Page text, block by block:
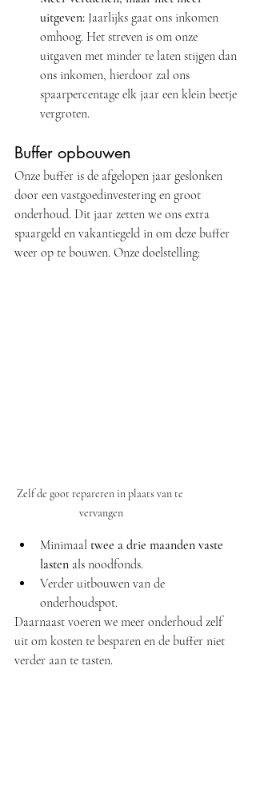
uitgeven: Jaarlijks gaat ons inkomen
omhoog. Het streven is om onze
uitgaven met minder te laten stijgen dan
ons inkomen, hierdoor zal ons
spaarpercentage elk jaar een klein beetje
vergroten.
Buffer opbouwen
Onze buffer is de afgelopen jaar geslonken
door een vastgoedinvestering en groot
onderhoud. Dit jaar zetten we ons extra
spaargeld en vakantiegeld in om deze buffer
weer op te bouwen. Onze doelstelling:
Zelf de goot repareren in plaats van te
vervangen
Minimaal twee a drie maanden vaste
lasten als noodfonds.
Verder uitbouwen van de
onderhoudspot.
Daarnaast voeren we meer onderhoud zelf
uit om kosten te besparen en de buffer niet
verder aan te tasten.